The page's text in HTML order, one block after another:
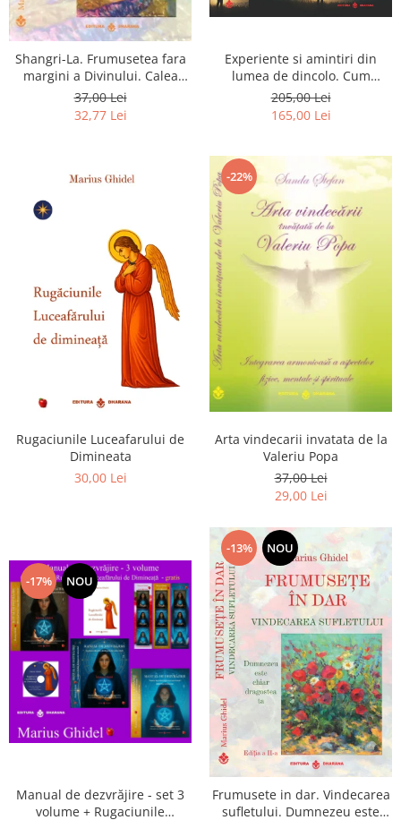
Shangri-La. Frumusetea fara
margini a Divinului. Calea
catre fericire
37,00 Lei
32,77 Lei
Experiente si amintiri din
lumea de dincolo. Cum
obtinem puteri
extrasenzoriale - cu exercitii
205,00 Lei
165,00 Lei
Rugaciunile Luceafarului de
Dimineata
30,00 Lei
-22%
Arta vindecarii invatata de la
Valeriu Popa
37,00 Lei
29,00 Lei
-17% NOU
Manual de dezvrăjire - set 3
volume + Rugaciunile
-13% NOU
Frumusete in dar. Vindecarea
sufletului. Dumnezeu este